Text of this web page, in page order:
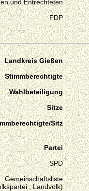
und Entrechteten
FDP
Landkreis Gießen
Stimmberechtigte
Wahlbeteiligung
Sitze
Sitz
Partei
SPD
Gemeinschaftsliste
, Landvolk)